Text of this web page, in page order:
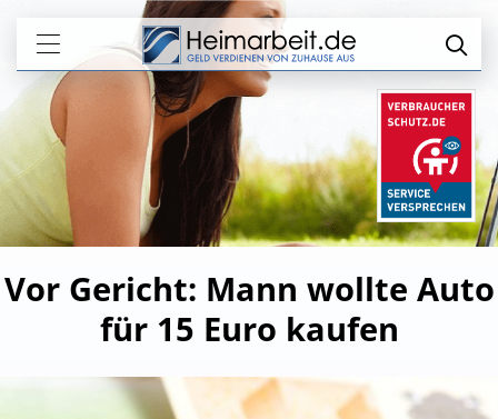
Vor Gericht: Mann wollte Auto
für 15 Euro kaufen